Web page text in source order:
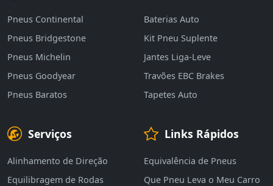
Pneus Continental
Pneus Bridgestone
Pneus Michelin
Pneus Goodyear
Pneus Baratos
Baterias Auto
Kit Pneu Suplente
Jantes Liga-Leve
Travões EBC Brakes
Tapetes Auto
Serviços
Alinhamento de Direção
Equilibragem de Rodas
Links Rápidos
Equivalência de Pneus
Que Pneu Leva o Meu Carro